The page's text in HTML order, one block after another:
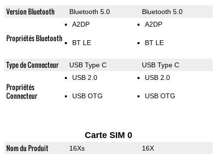
Version Bluetooth Bluetooth 5.0 Bluetooth 5.0
Propriétés Bluetooth
A2DP
BT LE
A2DP
BT LE
Type de Connecteur USB Type C USB Type C
Propriétés
Connecteur
USB 2.0
USB OTG
USB 2.0
USB OTG
Carte SIM 0
Nom du Produit 16Xs 16X